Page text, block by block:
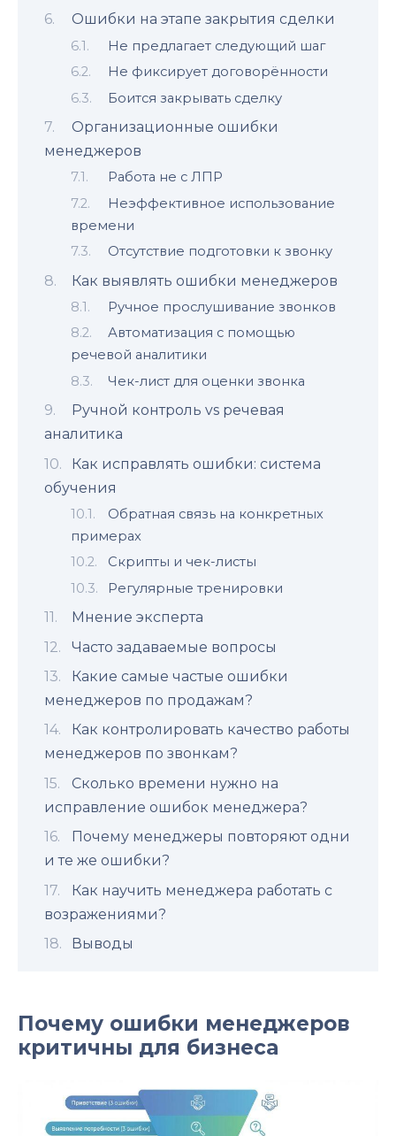
Ошибки на этапе закрытия сделки
Не предлагает следующий шаг
Не фиксирует договорённости
Боится закрывать сделку
Организационные ошибки
менеджеров
Работа не с ЛПР
Неэффективное использование
времени
Отсутствие подготовки к звонку
Как выявлять ошибки менеджеров
Ручное прослушивание звонков
Автоматизация с помощью
речевой аналитики
Чек-лист для оценки звонка
Ручной контроль vs речевая
аналитика
Как исправлять ошибки: система
обучения
Обратная связь на конкретных
примерах
Скрипты и чек-листы
Регулярные тренировки
Мнение эксперта
Часто задаваемые вопросы
Какие самые частые ошибки
менеджеров по продажам?
Как контролировать качество работы
менеджеров по звонкам?
Сколько времени нужно на
исправление ошибок менеджера?
Почему менеджеры повторяют одни
и те же ошибки?
Как научить менеджера работать с
возражениями?
Выводы
Почему ошибки менеджеров
критичны для бизнеса